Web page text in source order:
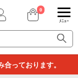
0
ﾒﾆｭｰ
っております。